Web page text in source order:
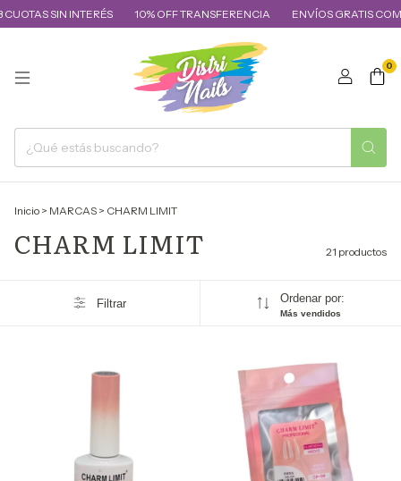
SIN INTERÉS 10% OFF TRANSFERENCIA ENVÍOS GRATIS
0
Inicio > MARCAS > CHARM LIMIT
CHARM LIMIT 21 productos
Filtrar Ordenar por:
Más vendidos